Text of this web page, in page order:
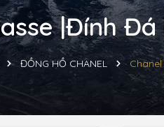
|Đính
ĐỒNG HỒ CHANEL